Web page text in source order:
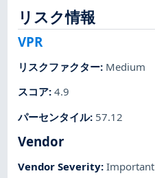
リスク情報
VPR
リスクファクター: Medium
スコア:4.9
パーセンタイル: 57.12
Vendor
Vendor Severity:Important